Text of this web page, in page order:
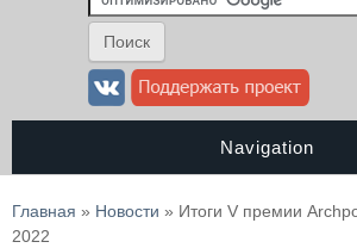
Navigation
Вы здесь
Главная » Новости » Итоги V премии
2022